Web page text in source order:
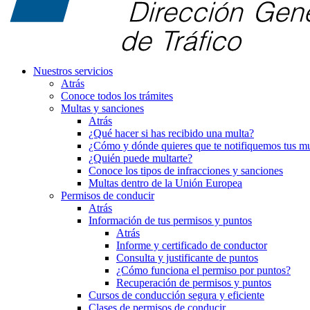
Nuestros servicios
Atrás
Conoce todos los trámites
Multas y sanciones
Atrás
¿Qué hacer si has recibido una multa?
¿Cómo y dónde quieres que te notifiquemos tus
¿Quién puede multarte?
Conoce los tipos de infracciones y sanciones
Multas dentro de la Unión Europea
Permisos de conducir
Atrás
Información de tus permisos y puntos
Atrás
Informe y certificado de conductor
Consulta y justificante de puntos
¿Cómo funciona el permiso por puntos?
Recuperación de permisos y puntos
Cursos de conducción segura y eficiente